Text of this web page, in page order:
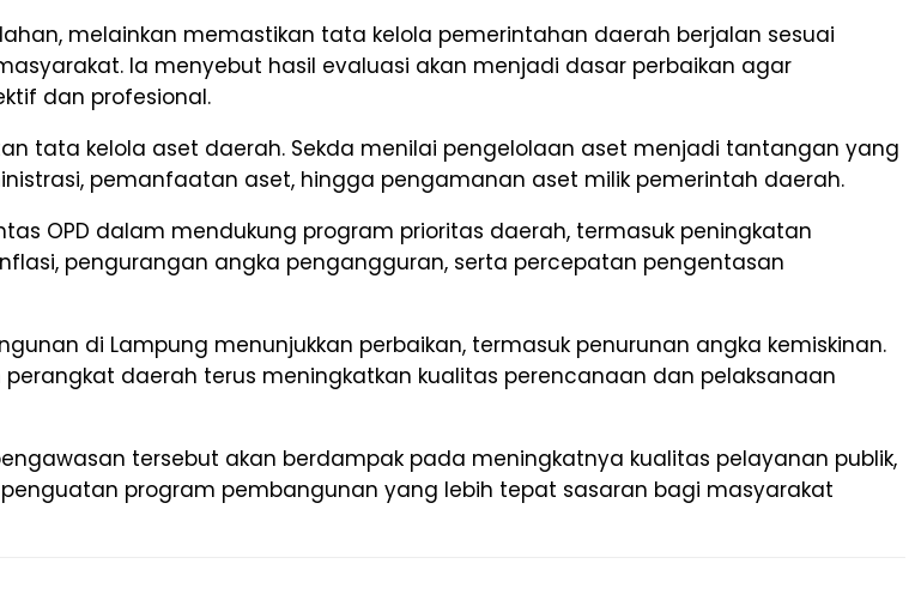
melainkan memastikan tata kelola pemerintahan daerah berjalan sesuai
Ia menyebut hasil evaluasi akan menjadi dasar perbaikan agar
dan profesional.
tata kelola aset daerah. Sekda menilai pengelolaan aset menjadi tantangan yang
pemanfaatan aset, hingga pengamanan aset milik pemerintah daerah.
OPD dalam mendukung program prioritas daerah, termasuk peningkatan
pengurangan angka pengangguran, serta percepatan pengentasan
di Lampung menunjukkan perbaikan, termasuk penurunan angka kemiskinan.
daerah terus meningkatkan kualitas perencanaan dan pelaksanaan
tersebut akan berdampak pada meningkatnya kualitas pelayanan publik,
program pembangunan yang lebih tepat sasaran bagi masyarakat